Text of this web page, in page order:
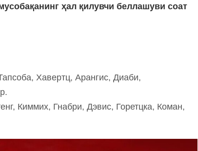
ҳал қилувчи беллашуви соат
Хавертц, Арангис, Диаби,
Киммих, Гнабри, Дэвис, Горетцка, Коман,